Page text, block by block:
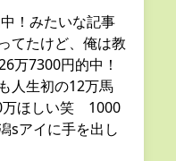
！みたいな記事
てたけど、俺は教
万7300円的中！
人生初の12万馬
万ほしい笑 1000
sアイに手を出し